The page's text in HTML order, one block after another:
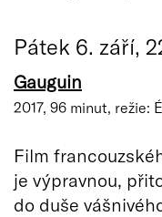
Pátek 6. září,
Gauguin
2017, 96 minut, režie:
Film
je výpravnou,
do duše